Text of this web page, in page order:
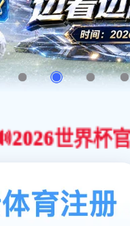
界杯官网合